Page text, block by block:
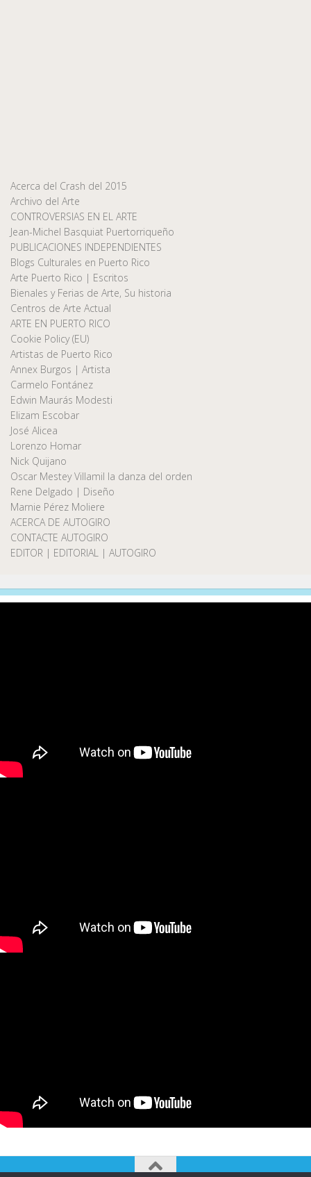
Acerca del Crash del 2015
Archivo del Arte
CONTROVERSIAS EN EL ARTE
Jean-Michel Basquiat Puertorriqueño
PUBLICACIONES INDEPENDIENTES
Blogs Culturales en Puerto Rico
Arte Puerto Rico | Escritos
Bienales y Ferias de Arte, Su historia
Centros de Arte Actual
ARTE EN PUERTO RICO
Cookie Policy (EU)
Artistas de Puerto Rico
Annex Burgos | Artista
Carmelo Fontánez
Edwin Maurás Modesti
Elizam Escobar
José Alicea
Lorenzo Homar
Nick Quijano
Oscar Mestey Villamil la danza del orden
Rene Delgado | Diseño
Marnie Pérez Moliere
ACERCA DE AUTOGIRO
CONTACTE AUTOGIRO
EDITOR | EDITORIAL | AUTOGIRO